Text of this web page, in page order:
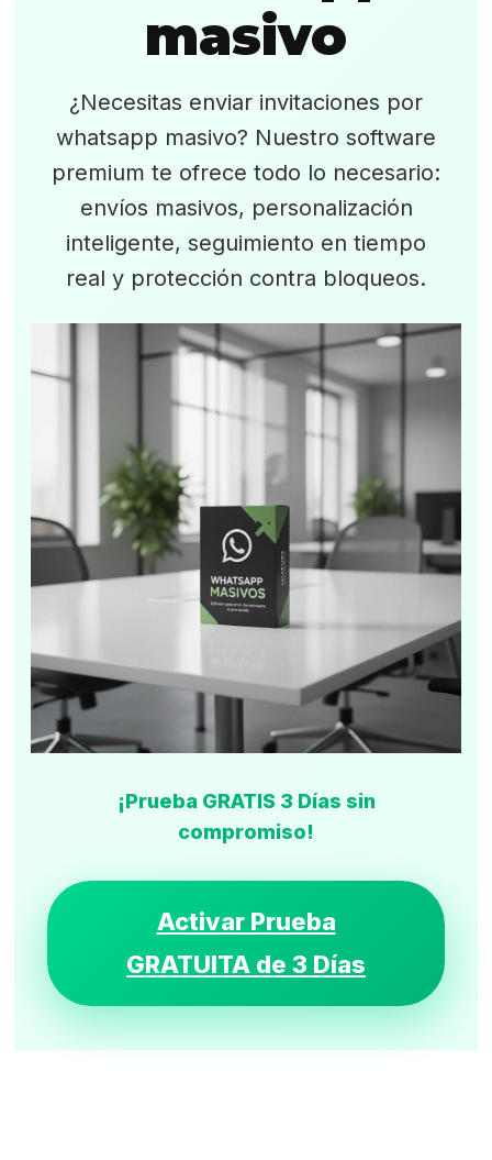
masivo
¿Necesitas enviar invitaciones por
whatsapp masivo? Nuestro software
premium te ofrece todo lo necesario:
envíos masivos, personalización
inteligente, seguimiento en tiempo
real y protección contra bloqueos.
¡Prueba GRATIS 3 Días sin
compromiso!
Activar Prueba
GRATUITA de 3 Días